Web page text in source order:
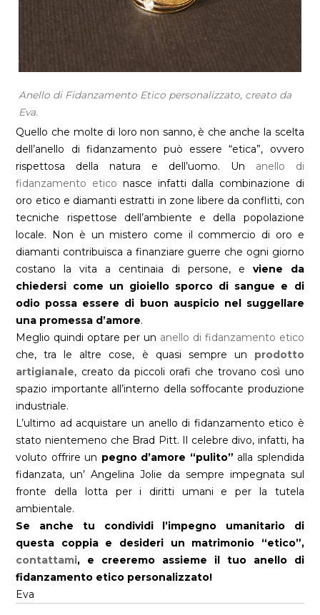
Anello di Fidanzamento Etico personalizzato, creato da
Eva.
Quello che molte di loro non sanno, è che anche la scelta
dell’anello di fidanzamento può essere “etica”, ovvero
rispettosa della natura e dell’uomo. Un anello di
fidanzamento etico nasce infatti dalla combinazione di
oro etico e diamanti estratti in zone libere da conflitti, con
tecniche rispettose dell’ambiente e della popolazione
locale. Non è un mistero come il commercio di oro e
diamanti contribuisca a finanziare guerre che ogni giorno
costano la vita a centinaia di persone, e viene da
chiedersi come un gioiello sporco di sangue e di
odio possa essere di buon auspicio nel suggellare
una promessa d’amore.
Meglio quindi optare per un anello di fidanzamento etico
che, tra le altre cose, è quasi sempre un prodotto
artigianale, creato da piccoli orafi che trovano così uno
spazio importante all’interno della soffocante produzione
industriale.
L’ultimo ad acquistare un anello di fidanzamento etico è
stato nientemeno che Brad Pitt. Il celebre divo, infatti, ha
voluto offrire un pegno d’amore “pulito” alla splendida
fidanzata, un’ Angelina Jolie da sempre impegnata sul
fronte della lotta per i diritti umani e per la tutela
ambientale.
Se anche tu condividi l’impegno umanitario di
questa coppia e desideri un matrimonio “etico”,
contattami, e creeremo assieme il tuo anello di
fidanzamento etico personalizzato!
Eva